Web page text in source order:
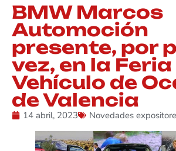
BMW Marcos
Automoción
presente, por
vez, en la Feria
Vehículo de
de Valencia
14 abril, 2023 Novedades